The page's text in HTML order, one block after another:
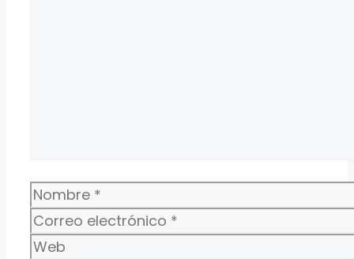
Nombre
Correo
electrónico
Web